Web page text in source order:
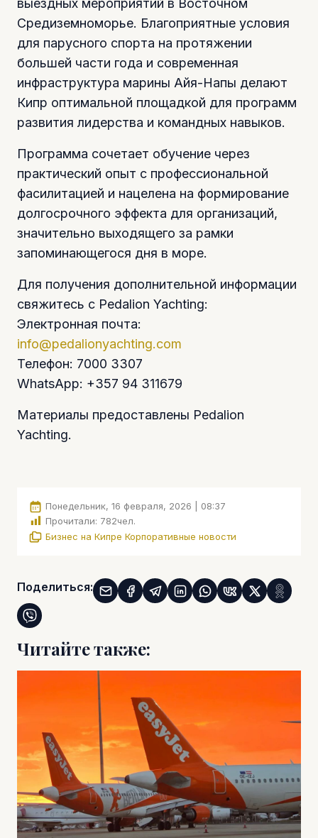
выездных мероприятий в Восточном
Средиземноморье. Благоприятные условия
для парусного спорта на протяжении
большей части года и современная
инфраструктура марины Айя-Напы делают
Кипр оптимальной площадкой для программ
развития лидерства и командных навыков.
Программа сочетает обучение через
практический опыт с профессиональной
фасилитацией и нацелена на формирование
долгосрочного эффекта для организаций,
значительно выходящего за рамки
запоминающегося дня в море.
Для получения дополнительной информации
свяжитесь с Pedalion Yachting:
Электронная почта:
info@pedalionyachting.com
Телефон: 7000 3307
WhatsApp: +357 94 311679
Материалы предоставлены Pedalion
Yachting.
Понедельник, 16 февраля, 2026 | 08:37
Прочитали: 782чел.
Бизнес на Кипре Корпоративные новости
Поделиться:
Читайте также: